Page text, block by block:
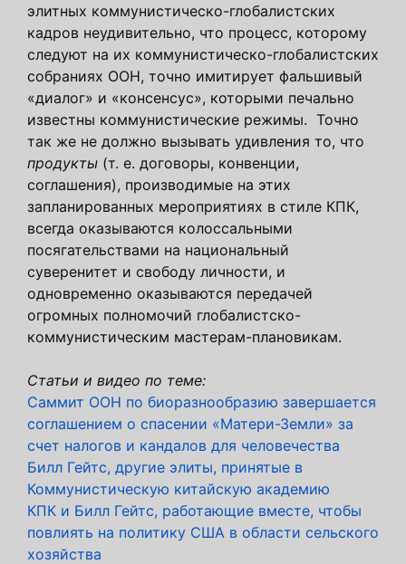
элитных коммунистическо-глобалистских
кадров неудивительно, что процесс, которому
следуют на их коммунистическо-глобалистских
собраниях ООН, точно имитирует фальшивый
«диалог» и «консенсус», которыми печально
известны коммунистические режимы. Точно
так же не должно вызывать удивления то, что
продукты (т. е. договоры, конвенции,
соглашения), производимые на этих
запланированных мероприятиях в стиле КПК,
всегда оказываются колоссальными
посягательствами на национальный
суверенитет и свободу личности, и
одновременно оказываются передачей
огромных полномочий глобалистско-
коммунистическим мастерам-плановикам.
Статьи и видео по теме:
Саммит ООН по биоразнообразию завершается
соглашением о спасении «Матери-Земли» за
счет налогов и кандалов для человечества
Билл Гейтс, другие элиты, принятые в
Коммунистическую китайскую академию
КПК и Билл Гейтс, работающие вместе, чтобы
повлиять на политику США в области сельского
хозяйства